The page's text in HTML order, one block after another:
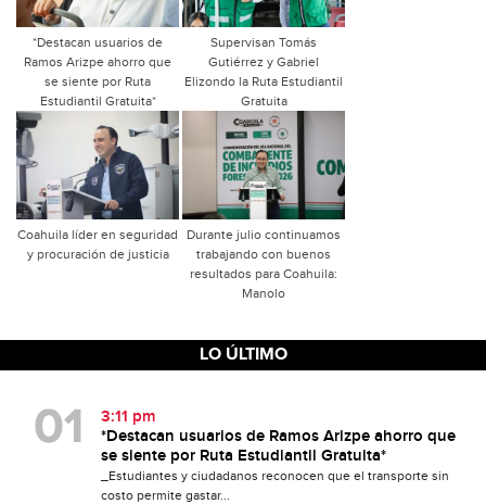
*Destacan usuarios de
Ramos Arizpe ahorro que
se siente por Ruta
Estudiantil Gratuita*
Supervisan Tomás
Gutiérrez y Gabriel
Elizondo la Ruta Estudiantil
Gratuita
Coahuila líder en seguridad
y procuración de justicia
Durante julio continuamos
trabajando con buenos
resultados para Coahuila:
Manolo
LO ÚLTIMO
3:11 pm
*Destacan usuarios de Ramos Arizpe ahorro que
se siente por Ruta Estudiantil Gratuita*
_Estudiantes y ciudadanos reconocen que el transporte sin
costo permite gastar...